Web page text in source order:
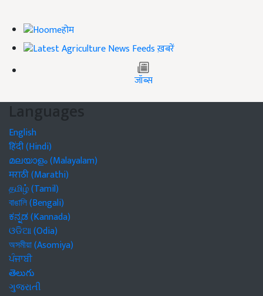
होम
ख़बरें
जॉब्स
Languages
English
हिंदी (Hindi)
മലയാളം (Malayalam)
मराठी (Marathi)
தமிழ் (Tamil)
বাঙালি (Bengali)
ಕನ್ನಡ (Kannada)
ଓଡିଆ (Odia)
অসমীয়া (Asomiya)
ਪੰਜਾਬੀ
తెలుగు
ગુજરાતી